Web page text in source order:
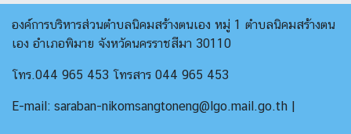
องค์การบริหารส่วนตำบลนิคมสร้างตนเอง หมู่ 1 ตำบลนิคมสร้างตน
เอง อำเภอพิมาย จังหวัดนครราชสีมา 30110
โทร.044 965 453 โทรสาร 044 965 453
E-mail: saraban-nikomsangtoneng@lgo.mail.go.th |